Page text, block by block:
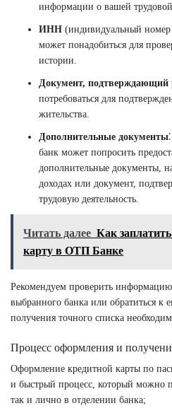
информации о вашей трудовой
ИНН (индивидуальный номер
может понадобиться для
истории.
Документ, подтверждающий
потребоваться для
жительства.
Дополнительные документы
банк может попросить
дополнительные документы,
доходах или документ,
трудовую деятельность.
Читать далее Как
карту в ОТП Банке
Рекомендуем проверить информацию
выбранного банка или обратиться к
получения точного списка
Процесс оформления и
Оформление кредитной карты по
и быстрый процесс, который можно
так и лично в отделении банка;